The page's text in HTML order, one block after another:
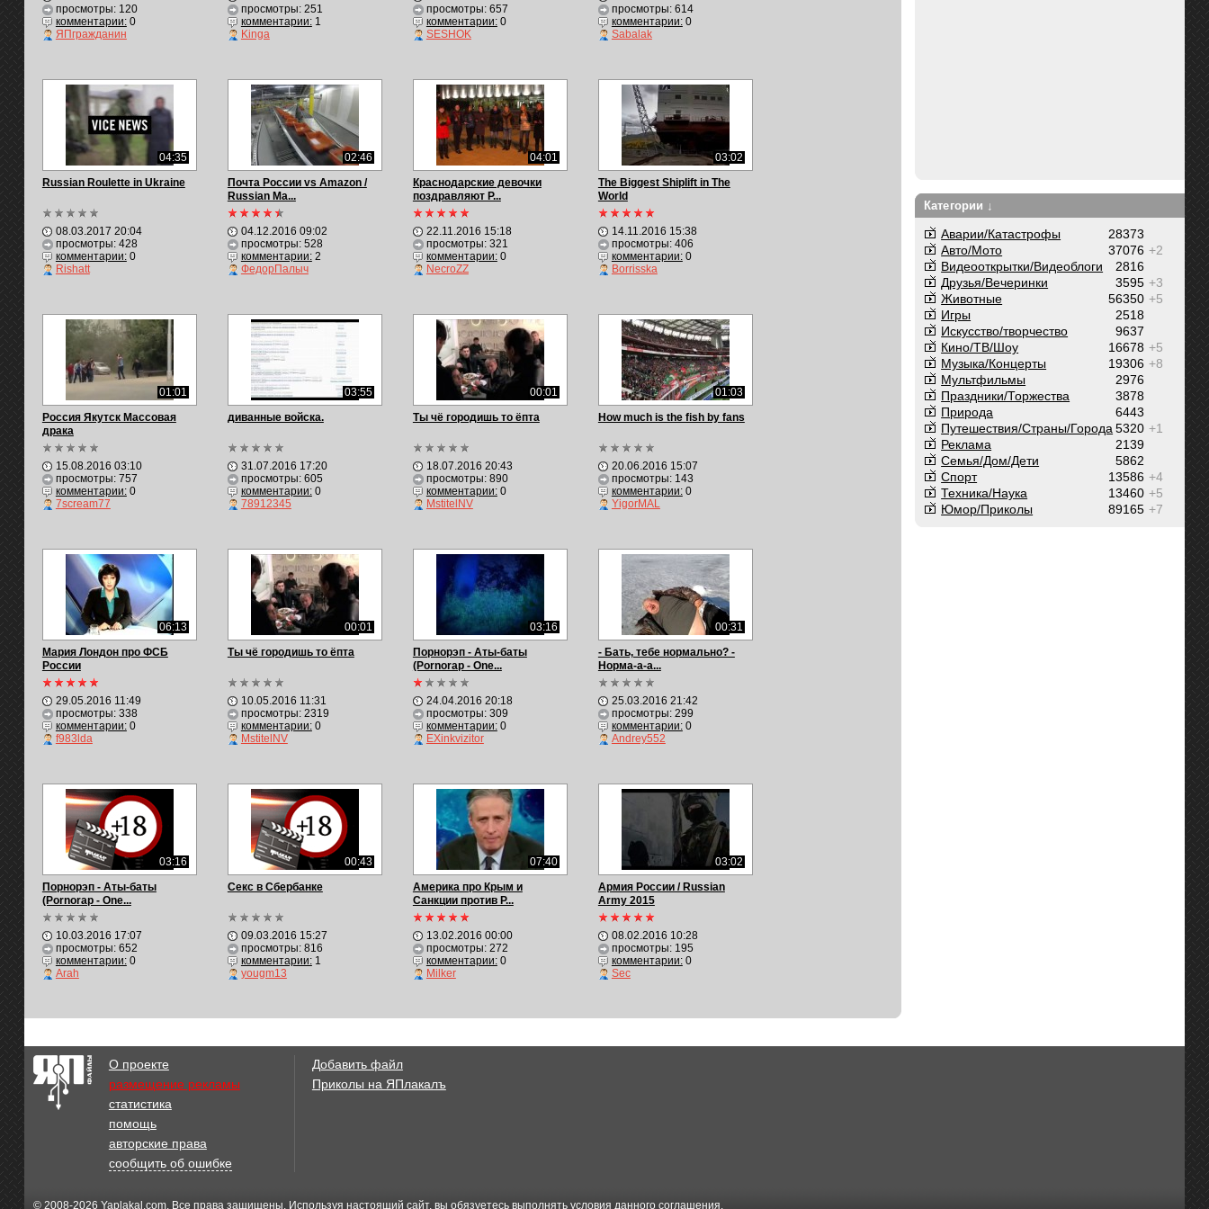
просмотры: 120
комментарии:0
ЯПгражданин
просмотры: 251
комментарии:1
Kinga
просмотры: 657
комментарии:0
SESHOK
просмотры: 614
комментарии:0
Sabalak
04:35
Russian Roulette in Ukraine
08.03.2017 20:04
просмотры: 428
комментарии:0
Rishatt
02:46
Почта России vs Amazon /
Russian Ma...
04.12.2016 09:02
просмотры: 528
комментарии:2
ФедорПалыч
04:01
Краснодарские девочки
поздравляют Р...
22.11.2016 15:18
просмотры: 321
комментарии:0
NecroZZ
03:02
The Biggest Shiplift in The
World
14.11.2016 15:38
просмотры: 406
комментарии:0
Borrisska
01:01
Россия Якутск Массовая
драка
15.08.2016 03:10
просмотры: 757
комментарии:0
7scream77
03:55
диванные войска.
31.07.2016 17:20
просмотры: 605
комментарии:0
78912345
00:01
Ты чё городишь то ёпта
18.07.2016 20:43
просмотры: 890
комментарии:0
MstitelNV
01:03
How much is the fish by fans
20.06.2016 15:07
просмотры: 143
комментарии:0
YigorMAL
06:13
Мария Лондон про ФСБ
России
29.05.2016 11:49
просмотры: 338
комментарии:0
f983lda
00:01
Ты чё городишь то ёпта
10.05.2016 11:31
просмотры: 2319
комментарии:0
MstitelNV
03:16
Порнорэп - Аты-баты
(Pornorap - One...
24.04.2016 20:18
просмотры: 309
комментарии:0
EXinkvizitor
00:31
- Бать, тебе нормально? -
Норма-а-а...
25.03.2016 21:42
просмотры: 299
комментарии:0
Andrey552
03:16
Порнорэп - Аты-баты
(Pornorap - One...
10.03.2016 17:07
просмотры: 652
комментарии:0
Arah
00:43
Секс в Сбербанке
09.03.2016 15:27
просмотры: 816
комментарии:1
yougm13
07:40
Америка про Крым и
Санкции против Р...
13.02.2016 00:00
просмотры: 272
комментарии:0
Milker
03:02
Армия России / Russian
Army 2015
08.02.2016 10:28
просмотры: 195
комментарии:0
Sec
Категории ↓
28373
Аварии/Катастрофы
+2
37076
Авто/Мото
2816
Видеооткрытки/Видеоблоги
+3
3595
Друзья/Вечеринки
+5
56350
Животные
2518
Игры
9637
Искусство/творчество
+5
16678
Кино/ТВ/Шоу
+8
19306
Музыка/Концерты
2976
Мультфильмы
3878
Праздники/Торжества
6443
Природа
+1
5320
Путешествия/Cтраны/Города
2139
Реклама
5862
Семья/Дом/Дети
+4
13586
Спорт
+5
13460
Техника/Наука
+7
89165
Юмор/Приколы
О проекте
размещение рекламы
статистика
помощь
авторские права
сообщить об ошибке
Добавить файл
Приколы на ЯПлакалъ
© 2008-2026 Yaplakal.com. Все права защищены. Используя настоящий сайт, вы обязуетесь выполнять условия данного соглашения.